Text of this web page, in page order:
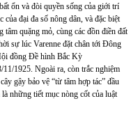
ổn và đòi quyền sống của giới trí
đại đa số nông dân, và đặc biệt
quặng mỏ, cùng các đồn điền đất
sự lúc Varenne đặt chân tới Đông
đồng Đề hình Bắc Kỳ
11/1925. Ngoài ra, còn trắc nghiệm
gậy bảo vệ “từ tâm hợp tác” đầu
những tiết mục nòng cốt của luật